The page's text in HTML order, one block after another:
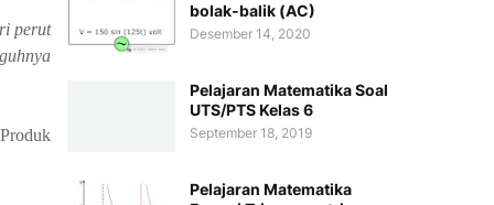
perut
bolak-balik (AC)
Desember 14, 2020
Pelajaran Matematika Soal
UTS/PTS Kelas 6
September 18, 2019
Pelajaran Matematika